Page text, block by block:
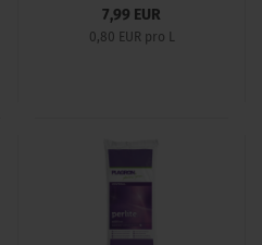
7,99 EUR
0,80 EUR pro L